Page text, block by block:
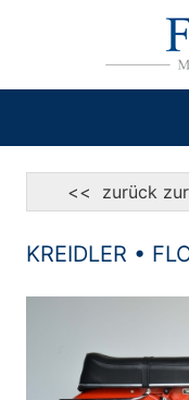
<< zurück zur
KREIDLER •